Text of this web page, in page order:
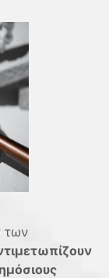
των